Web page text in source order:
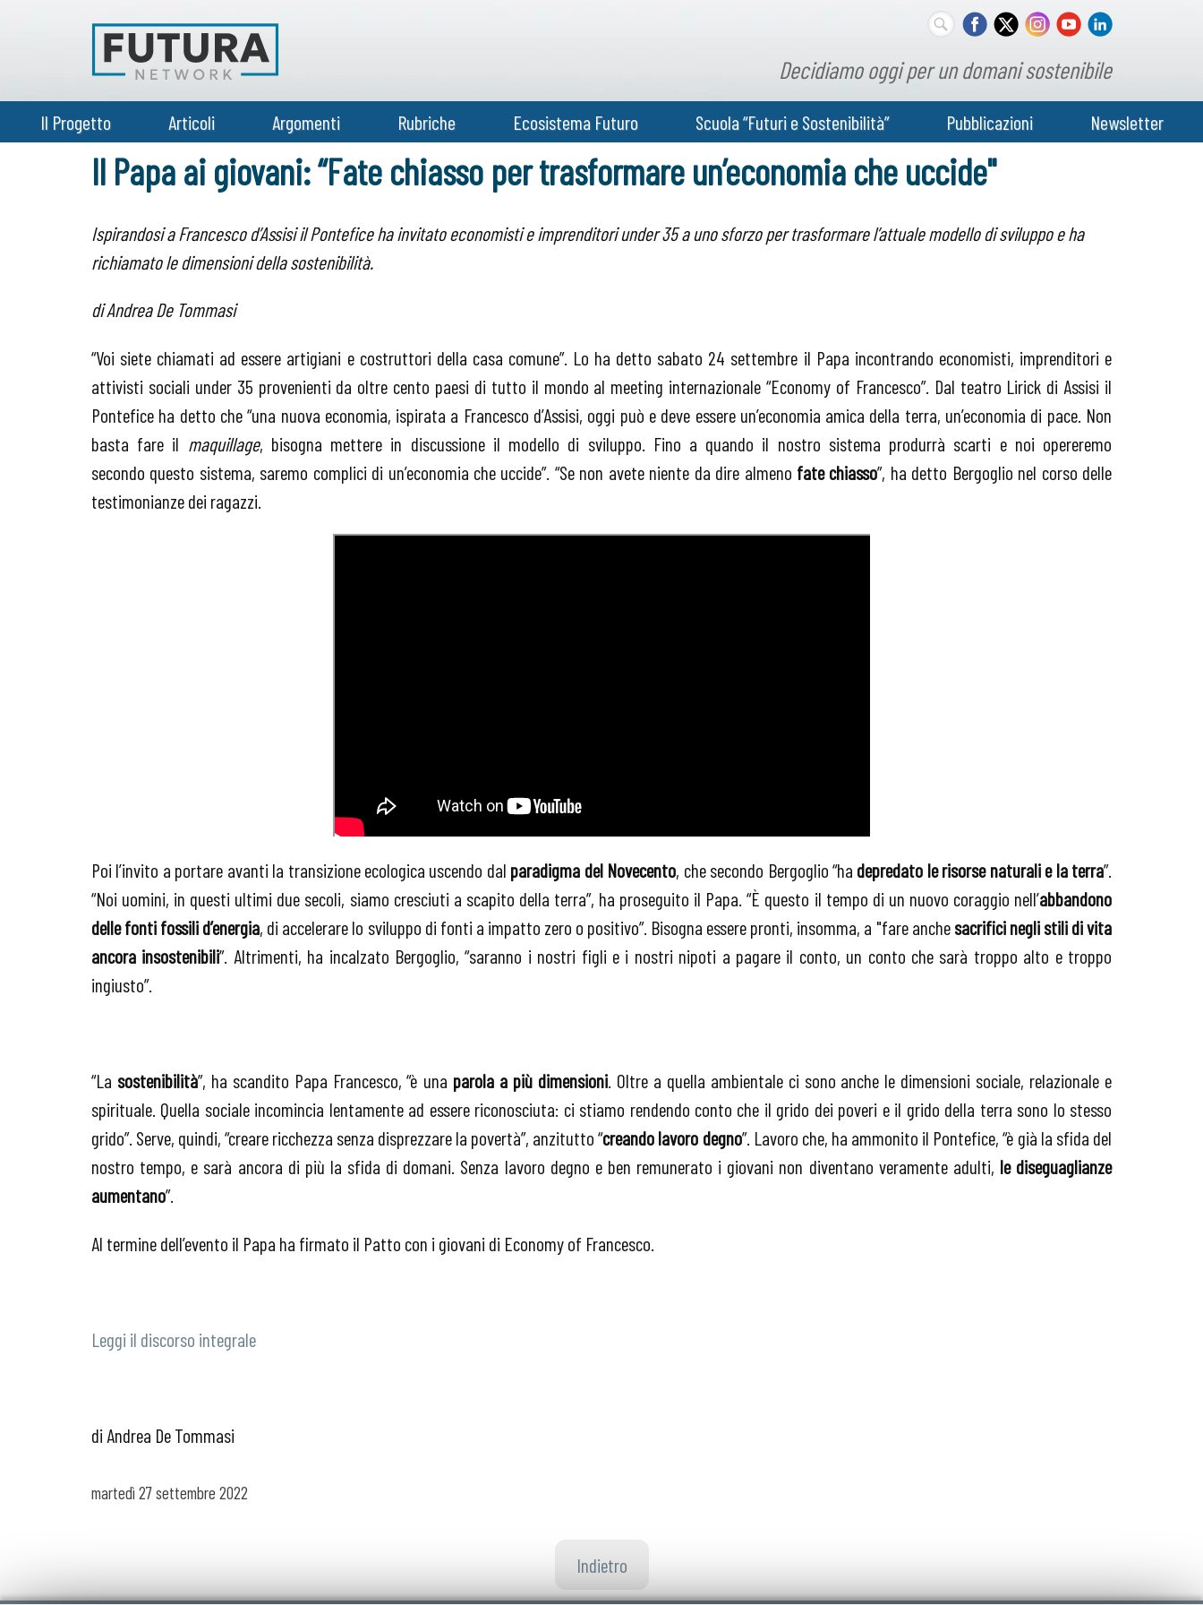
Decidiamo oggi per un domani sostenibile
Il Progetto Articoli Argomenti Rubriche Ecosistema Futuro Scuola “Futuri e Sostenibilità” Pubblicazioni Newsletter
Il Papa ai giovani: “Fate chiasso per trasformare un’economia che uccide"
Ispirandosi a Francesco d’Assisi il Pontefice ha invitato economisti e imprenditori under 35 a uno sforzo per trasformare l’attuale modello di sviluppo e ha
richiamato le dimensioni della sostenibilità.
di Andrea De Tommasi
“Voi siete chiamati ad essere artigiani e costruttori della casa comune”. Lo ha detto sabato 24 settembre il Papa incontrando economisti, imprenditori e
attivisti sociali under 35 provenienti da oltre cento paesi di tutto il mondo al meeting internazionale “Economy of Francesco”. Dal teatro Lirick di Assisi il
Pontefice ha detto che “una nuova economia, ispirata a Francesco d’Assisi, oggi può e deve essere un’economia amica della terra, un’economia di pace. Non
basta fare il maquillage, bisogna mettere in discussione il modello di sviluppo. Fino a quando il nostro sistema produrrà scarti e noi opereremo
secondo questo sistema, saremo complici di un’economia che uccide”. “Se non avete niente da dire almeno fate chiasso”, ha detto Bergoglio nel corso delle
testimonianze dei ragazzi.
Poi l’invito a portare avanti la transizione ecologica uscendo dal paradigma del Novecento, che secondo Bergoglio “ha depredato le risorse naturali e la terra”.
“Noi uomini, in questi ultimi due secoli, siamo cresciuti a scapito della terra”, ha proseguito il Papa. “È questo il tempo di un nuovo coraggio nell’abbandono
delle fonti fossili d’energia, di accelerare lo sviluppo di fonti a impatto zero o positivo”. Bisogna essere pronti, insomma, a "fare anchesacrifici negli stili di vita
ancora insostenibili”. Altrimenti, ha incalzato Bergoglio, “saranno i nostri figli e i nostri nipoti a pagare il conto, un conto che sarà troppo alto e troppo
ingiusto”.
“La sostenibilità”, ha scandito Papa Francesco, “è una parola a più dimensioni. Oltre a quella ambientale ci sono anche le dimensioni sociale, relazionale e
spirituale. Quella sociale incomincia lentamente ad essere riconosciuta: ci stiamo rendendo conto che il grido dei poveri e il grido della terra sono lo stesso
grido”. Serve, quindi, “creare ricchezza senza disprezzare la povertà”, anzitutto “creando lavoro degno”. Lavoro che, ha ammonito il Pontefice, “è già la sfida del
nostro tempo, e sarà ancora di più la sfida di domani. Senza lavoro degno e ben remunerato i giovani non diventano veramente adulti, le diseguaglianze
aumentano”.
Al termine dell’evento il Papa ha firmato il Patto con i giovani di Economy of Francesco.
Leggi il discorso integrale
di Andrea De Tommasi
martedì 27 settembre 2022
Indietro